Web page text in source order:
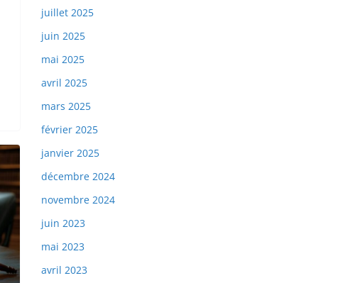
juillet 2025
juin 2025
mai 2025
avril 2025
mars 2025
février 2025
janvier 2025
décembre 2024
novembre 2024
juin 2023
mai 2023
avril 2023